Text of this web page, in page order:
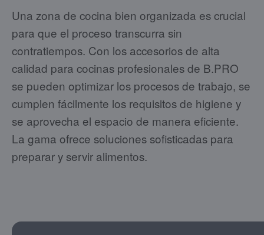
Una zona de cocina bien organizada es crucial
para que el proceso transcurra sin
contratiempos. Con los accesorios de alta
calidad para cocinas profesionales de B.PRO
se pueden optimizar los procesos de trabajo, se
cumplen fácilmente los requisitos de higiene y
se aprovecha el espacio de manera eficiente.
La gama ofrece soluciones sofisticadas para
preparar y servir alimentos.